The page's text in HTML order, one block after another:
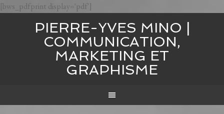
[bws_pdfprint display='pdf']
PIERRE-YVES MINO |
COMMUNICATION,
MARKETING ET
GRAPHISME